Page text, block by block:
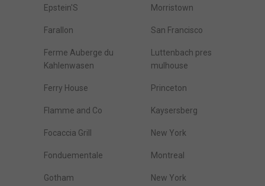
Epstein'S Morristown
Farallon San Francisco
Ferme Auberge du
Kahlenwasen
Luttenbach pres
mulhouse
Ferry House Princeton
Flamme and Co Kaysersberg
Focaccia Grill New York
Fonduementale Montreal
Gotham New York